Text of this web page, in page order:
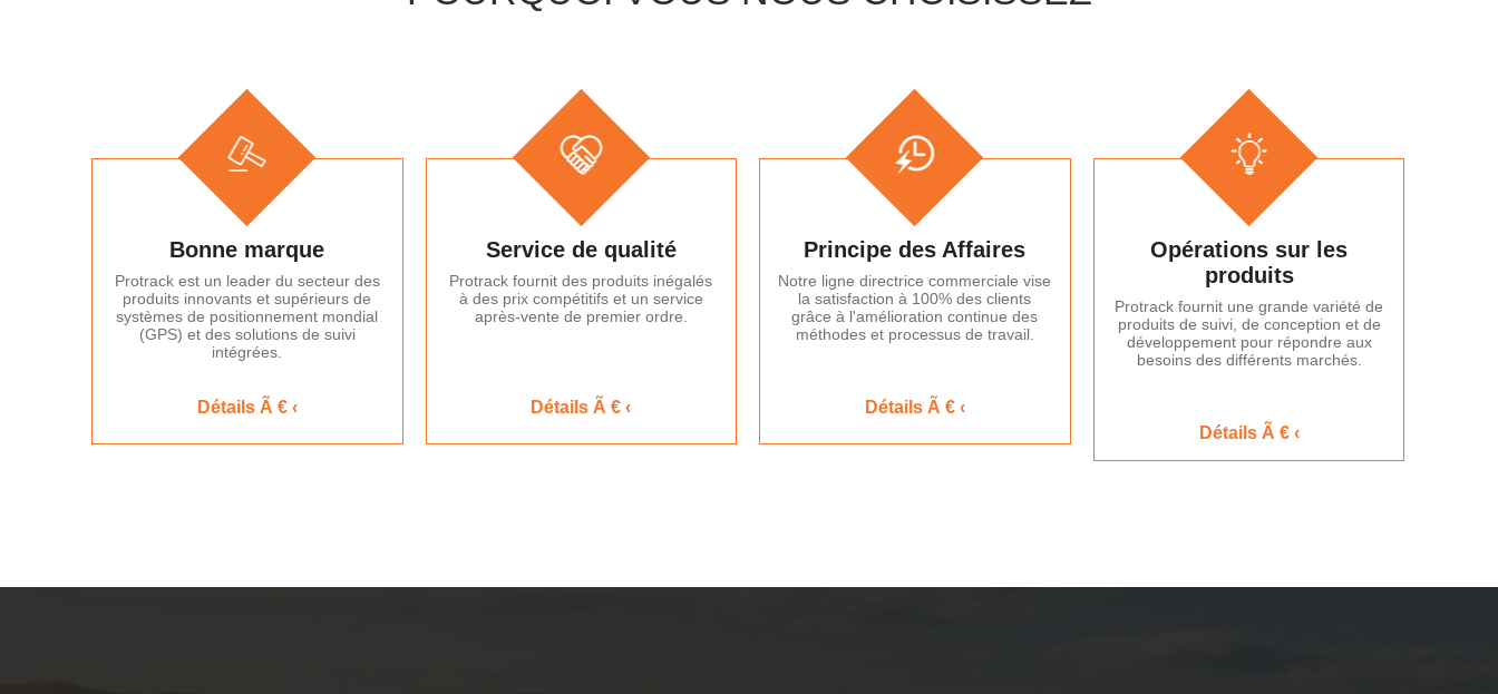
Bonne marque
Protrack est un leader du secteur des
produits innovants et supérieurs de
systèmes de positionnement mondial
(GPS) et des solutions de suivi
intégrées.
Détails Ã € ‹
Service de qualité
Protrack fournit des produits inégalés
à des prix compétitifs et un service
après-vente de premier ordre.
Détails Ã € ‹
Principe des Affaires
Notre ligne directrice commerciale vise
la satisfaction à 100% des clients
grâce à l'amélioration continue des
méthodes et processus de travail.
Détails Ã € ‹
Opérations sur les
produits
Protrack fournit une grande variété de
produits de suivi, de conception et de
développement pour répondre aux
besoins des différents marchés.
Détails Ã € ‹